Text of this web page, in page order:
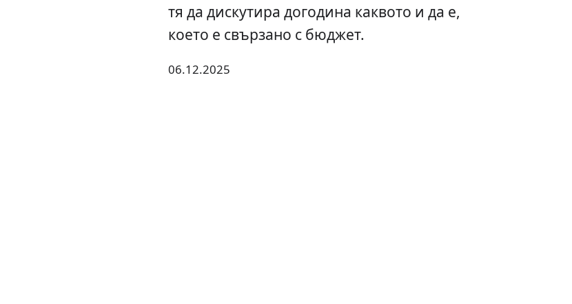
тя да дискутира догодина каквото и да е,
което е свързано с бюджет.
06.12.2025